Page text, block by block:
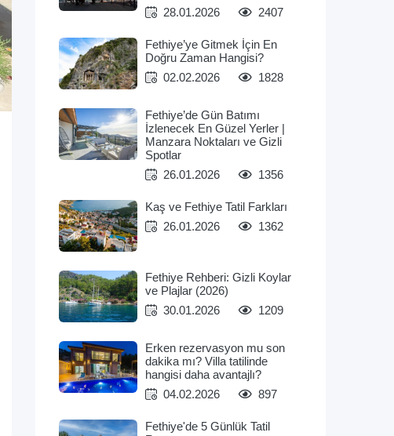
28.01.2026
2407
Fethiye’ye Gitmek İçin En
Doğru Zaman Hangisi?
02.02.2026
1828
Fethiye’de Gün Batımı
İzlenecek En Güzel Yerler |
Manzara Noktaları ve Gizli
Spotlar
26.01.2026
1356
Kaş ve Fethiye Tatil Farkları
26.01.2026
1362
Fethiye Rehberi: Gizli Koylar
ve Plajlar (2026)
30.01.2026
1209
Erken rezervasyon mu son
dakika mı? Villa tatilinde
hangisi daha avantajlı?
04.02.2026
897
Fethiye'de 5 Günlük Tatil